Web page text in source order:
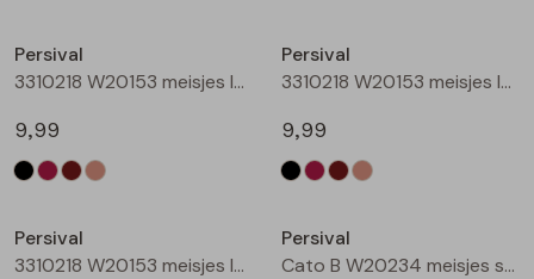
Persival
3310218 W20153 meisjes legging Wijnrood
9,99
Persival
3310218 W20153 meisjes legging Bruin donker
9,99
Persival
3310218 W20153 meisjes legging Taupe
Persival
Cato B W20234 meisjes sweatshirt Wijnrood